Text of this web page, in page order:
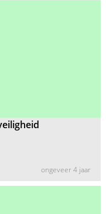
ongeveer 4 jaar